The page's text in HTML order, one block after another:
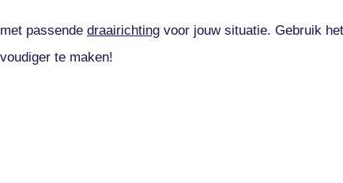
passende draairichting voor jouw situatie. Gebruik
te maken!